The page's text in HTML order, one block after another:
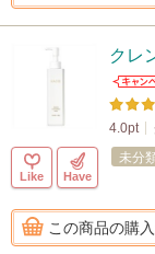
クレ
4.0pt
Like Have
未分
この商品の購